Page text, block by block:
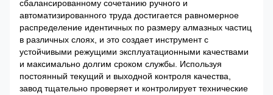
сбалансированному сочетанию ручного и
автоматизированного труда достигается равномерное
распределение идентичных по размеру алмазных частиц
в различных слоях, и это создает инструмент с
устойчивыми режущими эксплуатационными качествами
и максимально долгим сроком службы. Используя
постоянный текущий и выходной контроля качества,
завод тщательно проверяет и контролирует технические